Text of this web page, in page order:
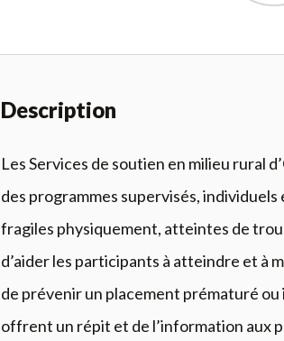
Description
Les Services de soutien en milieu rural
des programmes supervisés,
fragiles physiquement, atteintes de
d’aider les participants à atteindre et à
de prévenir un placement prématuré
offrent un répit et de l’information aux